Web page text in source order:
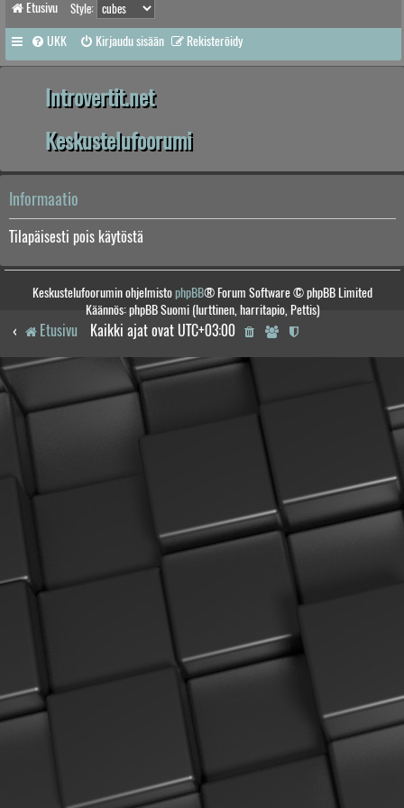
Etusivu Style:
UKK Kirjaudu sisään Rekisteröidy
Introvertit.net
Keskustelufoorumi
Informaatio
Tilapäisesti pois käytöstä
Keskustelufoorumin ohjelmistophpBB® Forum Software © phpBB Limited
Käännös: phpBB Suomi (lurttinen, harritapio, Pettis)
Etusivu Kaikki ajat ovat UTC+03:00